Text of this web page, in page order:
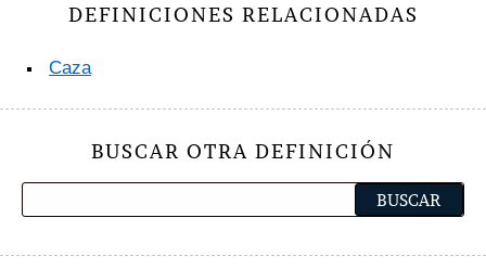
DEFINICIONES RELACIONADAS
Caza
BUSCAR OTRA DEFINICIÓN